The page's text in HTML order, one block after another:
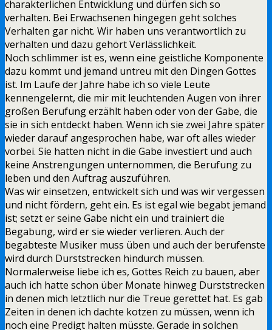
charakterlichen Entwicklung und dürfen sich so
verhalten. Bei Erwachsenen hingegen geht solches
Verhalten gar nicht. Wir haben uns verantwortlich zu
verhalten und dazu gehört Verlässlichkeit.
Noch schlimmer ist es, wenn eine geistliche Komponente
dazu kommt und jemand untreu mit den Dingen Gottes
ist. Im Laufe der Jahre habe ich so viele Leute
kennengelernt, die mir mit leuchtenden Augen von ihrer
großen Berufung erzählt haben oder von der Gabe, die
sie in sich entdeckt haben. Wenn ich sie zwei Jahre später
wieder darauf angesprochen habe, war oft alles wieder
vorbei. Sie hatten nicht in die Gabe investiert und auch
keine Anstrengungen unternommen, die Berufung zu
leben und den Auftrag auszuführen.
Was wir einsetzen, entwickelt sich und was wir vergessen
und nicht fördern, geht ein. Es ist egal wie begabt jemand
ist; setzt er seine Gabe nicht ein und trainiert die
Begabung, wird er sie wieder verlieren. Auch der
begabteste Musiker muss üben und auch der berufenste
wird durch Durststrecken hindurch müssen.
Normalerweise liebe ich es, Gottes Reich zu bauen, aber
auch ich hatte schon über Monate hinweg Durststrecken
in denen mich letztlich nur die Treue gerettet hat. Es gab
Zeiten in denen ich dachte kotzen zu müssen, wenn ich
noch eine Predigt halten müsste. Gerade in solchen